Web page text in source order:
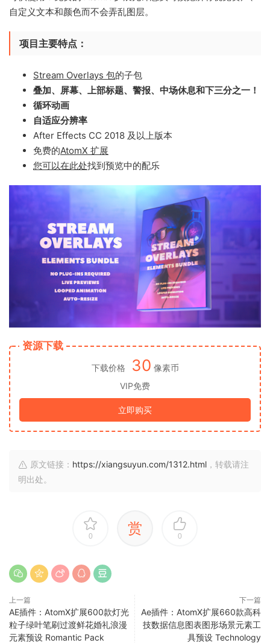
自定义文本和颜色而不会弄乱图层。
项目主要特点：
Stream Overlays 包的子包
叠加、屏幕、上部标题、警报、中场休息和下三分之一！
循环动画
自适应分辨率
After Effects CC 2018 及以上版本
免费的AtomX 扩展
您可以在此处找到预览中的配乐
资源下载
下载价格 30 像素币
VIP免费
立即购买
原文链接： https://xiangsuyun.com/1312.html ，转载请注
明出处。
0 赏 0
上一篇
AE插件：AtomX扩展600款灯光
粒子绿叶笔刷过渡鲜花婚礼浪漫
元素预设 Romantic Pack
下一篇
Ae插件：AtomX扩展660款高科
技数据信息图表图形场景元素工
具预设 Technology